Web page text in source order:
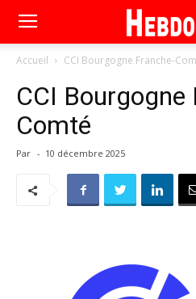
Accueil CCI Bourgogne Franche-
CCI Bourgogne
Comté
Par - 10 décembre 2025